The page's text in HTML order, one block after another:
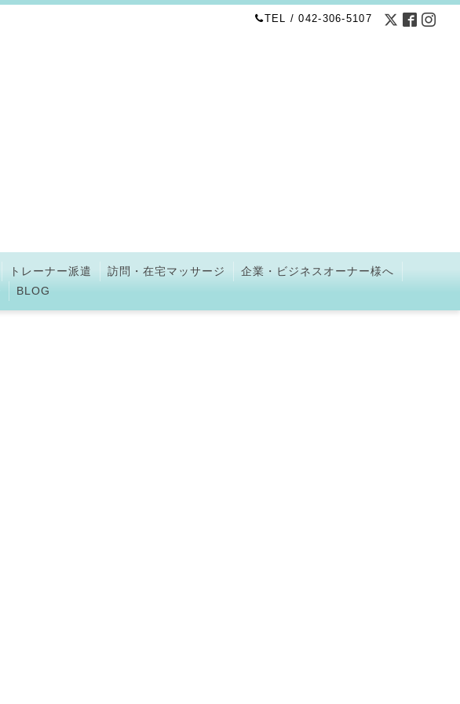
TEL / 042-306-5107
トレーナー派遣 訪問・在宅マッサージ
企業・ビジネスオーナー様へ
BLOG